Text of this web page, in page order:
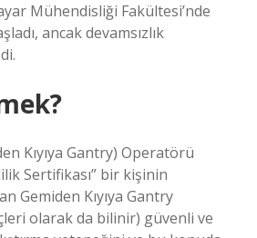
Mühendisliği Fakültesi’nde
ancak devamsızlık
Kıyıya Gantry) Operatörü
Sertifikası” bir kişinin
Gemiden Kıyıya Gantry
olarak da bilinir) güvenli ve